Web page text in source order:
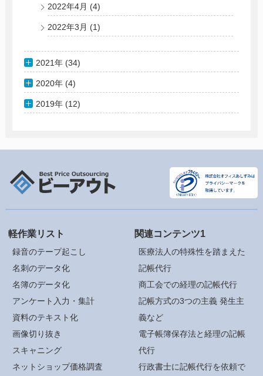
2022年4月 (4)
2022年3月 (1)
2021年 (34)
2020年 (4)
2019年 (12)
軽作業リスト
録音のテープ起こし
名刺のデータ化
名簿のデータ化
アンケート入力・集計
資料のテキスト化
画像切り抜き
スキャニング
ネットショップ価格調査
関連コンテンツ1
医療法人の特殊性を踏まえた
記帳代行
商工会での経理の記帳代行
記帳方式の3つの主義 発生主
義など
電子帳簿保存法と経理の記帳
代行
行政書士に記帳代行を依頼で